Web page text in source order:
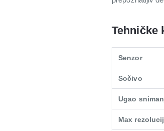
Tehničke
Senzor
Sočivo
Ugao
Max